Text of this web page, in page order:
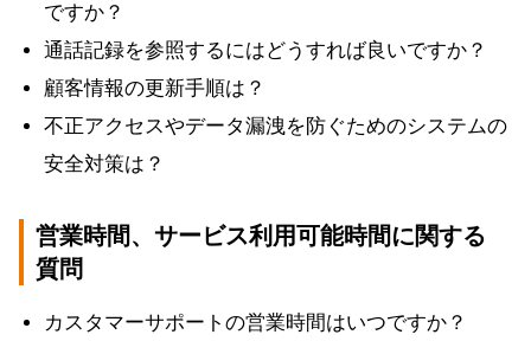
ですか？
通話記録を参照するにはどうすれば良いですか？
顧客情報の更新手順は？
不正アクセスやデータ漏洩を防ぐためのシステムの
安全対策は？
営業時間、サービス利用可能時間に関する
質問
カスタマーサポートの営業時間はいつですか？